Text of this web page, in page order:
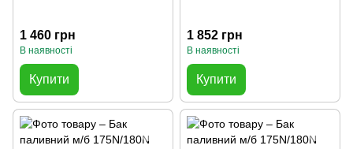
1 460 грн
В наявності
Купити
1 852 грн
В наявності
Купити